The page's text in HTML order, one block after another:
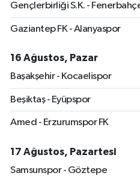
Gençlerbirliği S.K. -
Gaziantep FK - Alanyaspor
16 Ağustos, Pazar
Başakşehir - Kocaelispor
Beşiktaş - Eyüpspor
Amed - Erzurumspor FK
17 Ağustos, Pazartesi
Samsunspor - Göztepe